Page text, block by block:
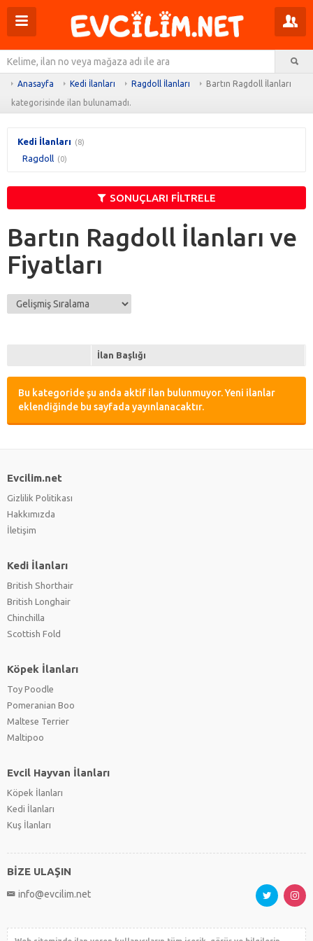
Menüyü
aç
Anasayfa Kedi İlanları Ragdoll İlanları Bartın Ragdoll İlanları
kategorisinde ilan bulunamadı.
Kedi İlanları (8)
Ragdoll (0)
SONUÇLARI FİLTRELE
Bartın Ragdoll İlanları ve
Fiyatları
İlan Başlığı
Bu kategoride şu anda aktif ilan bulunmuyor. Yeni ilanlar
eklendiğinde bu sayfada yayınlanacaktır.
Evcilim.net
Gizlilik Politikası
Hakkımızda
İletişim
Kedi İlanları
British Shorthair
British Longhair
Chinchilla
Scottish Fold
Köpek İlanları
Toy Poodle
Pomeranian Boo
Maltese Terrier
Maltipoo
Evcil Hayvan İlanları
Köpek İlanları
Kedi İlanları
Kuş İlanları
BİZE ULAŞIN
info@evcilim.net